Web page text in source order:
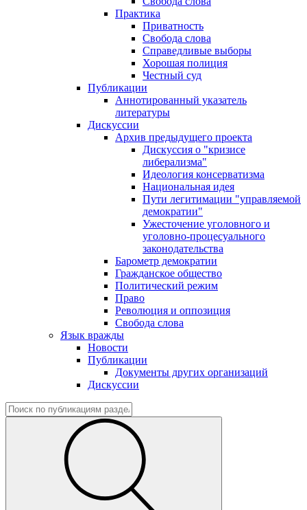
Практика
Приватность
Свобода слова
Справедливые выборы
Хорошая полиция
Честный суд
Публикации
Аннотированный указатель
литературы
Дискуссии
Архив предыдущего проекта
Дискуссия о "кризисе
либерализма"
Идеология консерватизма
Национальная идея
Пути легитимации "управляемой
демократии"
Ужесточение уголовного и
уголовно-процесуального
законодательства
Барометр демократии
Гражданское общество
Политический режим
Право
Революция и оппозиция
Свобода слова
Язык вражды
Новости
Публикации
Документы других организаций
Дискуссии